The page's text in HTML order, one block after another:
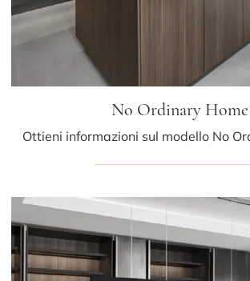
No Ordinary Home